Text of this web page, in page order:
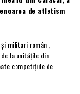
de atletism
militari români,
la unităţile din
competiţiile de